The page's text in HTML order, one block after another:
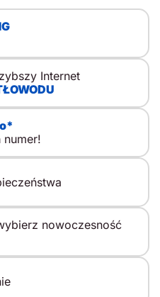
Internet
nowoczesność